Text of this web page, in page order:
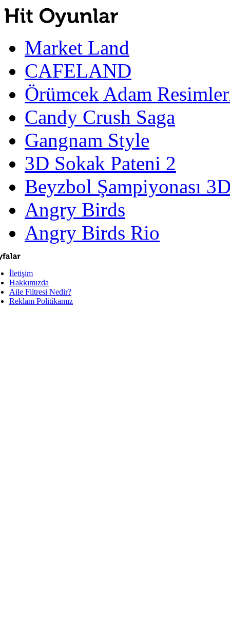
Market Land
CAFELAND
Örümcek Adam
Candy Crush Saga
Gangnam Style
3D Sokak Pateni 2
Beyzbol Şampiyonası
Angry Birds
Angry Birds Rio
İletişim
Hakkımızda
Aile Filtresi Nedir?
Reklam Politikamız